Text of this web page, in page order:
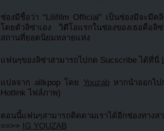
ช่องมีชื่อว่า “Lilifilm Official” เป็นช่องมีจะมีค
โดยตัวลิซ่าเอง วิดีโอแรกในช่องของเธอคือ
สถานที่ยอดนิยมหลายแห่ง
แฟนๆของลิซ่าสามารถไปกด Sucscribe ได้ที่นี่
แปลจาก allkpop โดย Youzabหากนำออกไป
Hotlink ไฟล์ภาพ)
ตอนนี้แฟนๆสามารถติดตามเราได้อีกช่องทาง
==>> IG YOUZAB